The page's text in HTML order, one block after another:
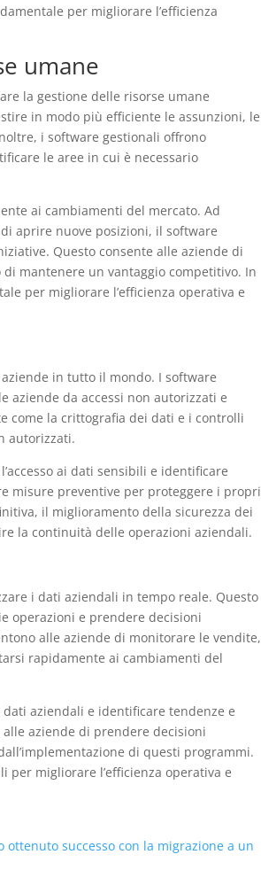
per migliorare l’efficienza
umane
la gestione delle risorse umane
in modo più efficiente le assunzioni, le
i software gestionali offrono
le aree in cui è necessario
ai cambiamenti del mercato. Ad
aprire nuove posizioni, il software
Questo consente alle aziende di
mantenere un vantaggio competitivo. In
per migliorare l’efficienza operativa e
in tutto il mondo. I software
aziende da accessi non autorizzati e
come la crittografia dei dati e i controlli
autorizzati.
ai dati sensibili e identificare
misure preventive per proteggere i propri
il miglioramento della sicurezza dei
la continuità delle operazioni aziendali.
i dati aziendali in tempo reale. Questo
operazioni e prendere decisioni
alle aziende di monitorare le vendite,
rapidamente ai cambiamenti del
aziendali e identificare tendenze e
aziende di prendere decisioni
di questi programmi.
per migliorare l’efficienza operativa e
successo con la migrazione a un